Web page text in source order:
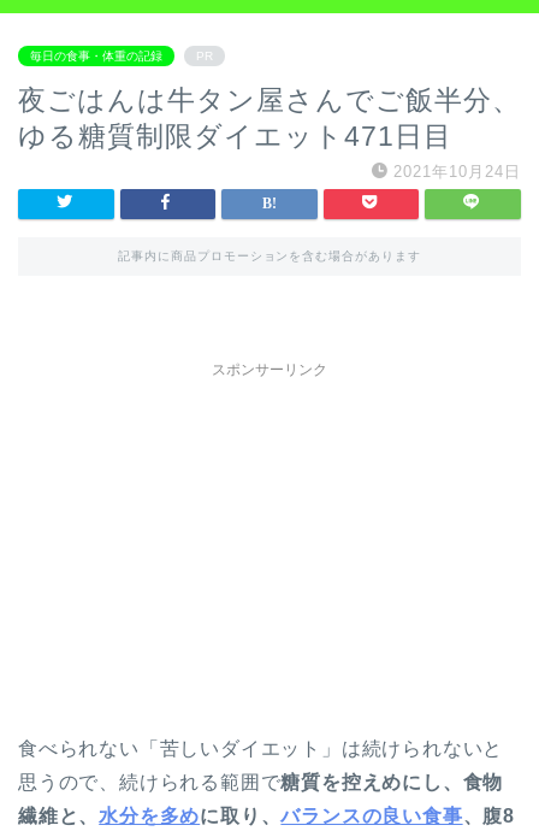
毎日の食事・体重の記録 PR
夜ごはんは牛タン屋さんでご飯半分、
ゆる糖質制限ダイエット471日目
2021年10月24日
記事内に商品プロモーションを含む場合があります
スポンサーリンク
食べられない「苦しいダイエット」は続けられないと
思うので、続けられる範囲で糖質を控えめにし、食物
繊維と、 水分を多めに取り、バランスの良い食事、腹8